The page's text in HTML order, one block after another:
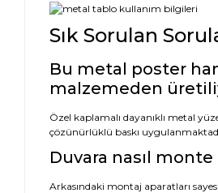
Sık Sorulan
Bu metal poster
malzemeden
Özel kaplamalı dayanıklı metal
çözünürlüklü baskı
Duvara nasıl
Arkasındaki montaj aparatları